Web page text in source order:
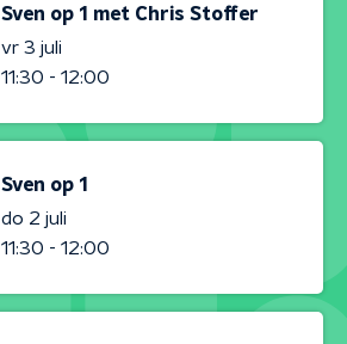
Sven op 1 met Chris Stoffer
vr 3 juli
11:30 - 12:00
Sven op 1
do 2 juli
11:30 - 12:00